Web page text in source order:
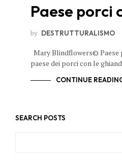
Paese porci
by DESTRUTTURALISMO
Mary Blindflowers© Paese
paese dei porci con le
CONTINUE
SEARCH POSTS